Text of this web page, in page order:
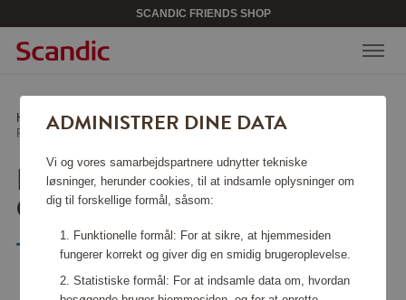
SCANDIC FRIENDS SHOP
Hjem /Sport & fritid/Games & books/
Puslespil Vintage Cities Malibu 1000 pcs
PUSLESPIL VINTAGE
CITIES MALIBU 1000 PCS
Tactic
ADMINISTRER DINE DATA
Vi og vores samarbejdspartnere udnytter tekniske
løsninger, herunder cookies, til at indsamle oplysninger om
dig til forskellige formål, såsom:
Funktionelle formål: For at sikre, at hjemmesiden
fungerer korrekt og giver dig en smidig brugeroplevelse.
Statistiske formål: For at indsamle data om, hvordan